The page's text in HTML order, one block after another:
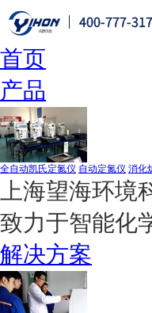
首页
产品
全自动凯氏定氮仪 自动定氮仪 消化
上海望海环
致力于智能化
解决方案